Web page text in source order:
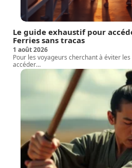
Le guide exhaustif pour
Ferries sans tracas
1 août 2026
Pour les voyageurs cherchant à éviter
accéder…